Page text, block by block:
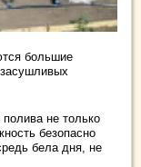
большие
не только
безопасно
бела дня, не